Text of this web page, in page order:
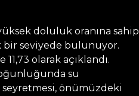
doluluk oranına sahip
bir seviyede bulunuyor.
olarak açıklandı.
su
önümüzdeki